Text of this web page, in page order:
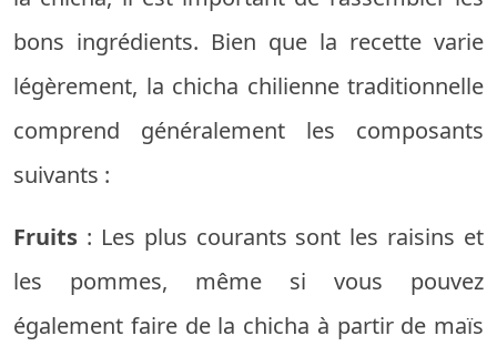
bons ingrédients. Bien que la recette varie
légèrement, la chicha chilienne traditionnelle
comprend généralement les composants
suivants :
Fruits : Les plus courants sont les raisins et
les pommes, même si vous pouvez
également faire de la chicha à partir de maïs